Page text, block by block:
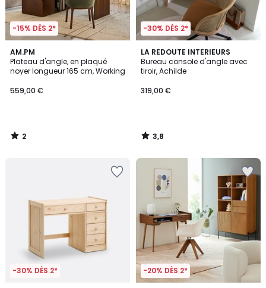
-15% DÈS 2*
AM.PM
Plateau d'angle, en plaqué
noyer longueur 165 cm, Working
559,00 €
2
/
5
2
/
-30% DÈS 2*
LA REDOUTE INTERIEURS
Bureau console d'angle avec
tiroir, Achilde
319,00 €
3,8
/ 5
3,8
/
-30% DÈS 2* -20% DÈS 2*